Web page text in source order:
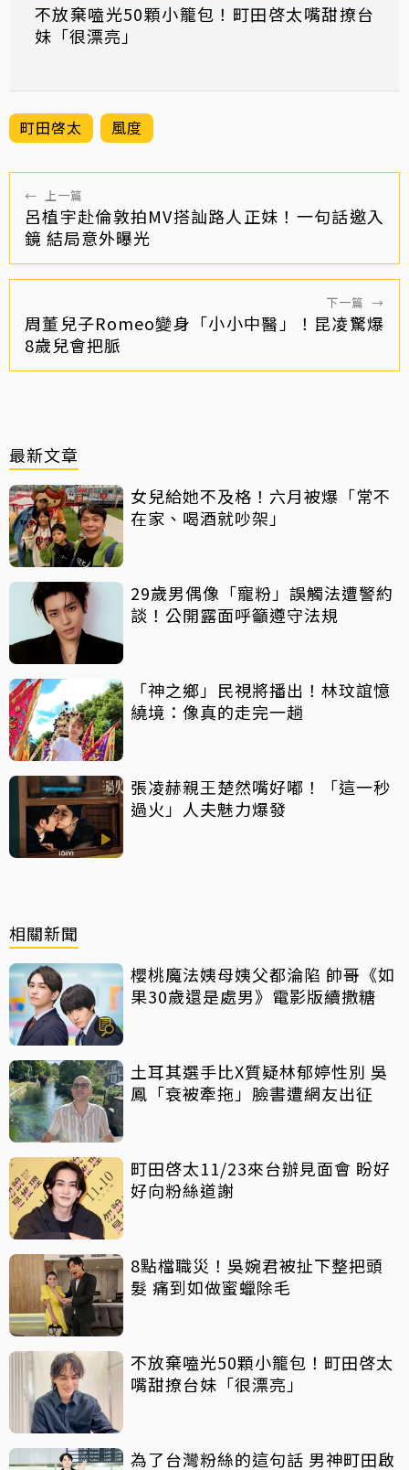
不放棄嗑光50顆小籠包！町田啓太嘴甜撩台
妹「很漂亮」
町田啓太 風度
← 上一篇
呂植宇赴倫敦拍MV搭訕路人正妹！一句話邀入
鏡 結局意外曝光
下一篇 →
周董兒子Romeo變身「小小中醫」！昆凌驚爆
8歲兒會把脈
最新文章
女兒給她不及格！六月被爆「常不
在家、喝酒就吵架」
29歲男偶像「寵粉」誤觸法遭警約
談！公開露面呼籲遵守法規
「神之鄉」民視將播出！林玟誼憶
繞境：像真的走完一趟
張凌赫親王楚然嘴好嘟！「這一秒
過火」人夫魅力爆發
相關新聞
櫻桃魔法姨母姨父都淪陷 帥哥《如
果30歲還是處男》電影版續撒糖
土耳其選手比X質疑林郁婷性別 吳
鳳「衰被牽拖」臉書遭網友出征
町田啓太11/23來台辦見面會 盼好
好向粉絲道謝
8點檔職災！吳婉君被扯下整把頭
髮 痛到如做蜜蠟除毛
不放棄嗑光50顆小籠包！町田啓太
嘴甜撩台妹「很漂亮」
為了台灣粉絲的這句話 男神町田啟